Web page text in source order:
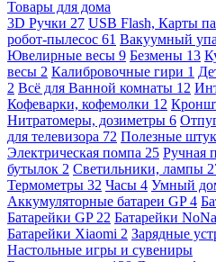
Товары для дома
3D Ручки 27 USB Flash, Карты
робот-пылесос 61 Вакуумный
Ювелирные весы 9 Безмены 13
весы 2 Калибровочные гири 1
2 Всё для Ванной комнаты 12
Кофеварки, кофемолки 12
Нитратомеры, дозиметры 6
для телевизора 72 Полезные
Электрическая помпа 25 Ручная
бутылок 2 Светильники, лампы
Термометры 32 Часы 4 Умный
Аккумуляторные батареи GP4
Батарейки GP 22 Батарейки
Батарейки Xiaomi 2 Зарядные
Настольные игры и сувениры